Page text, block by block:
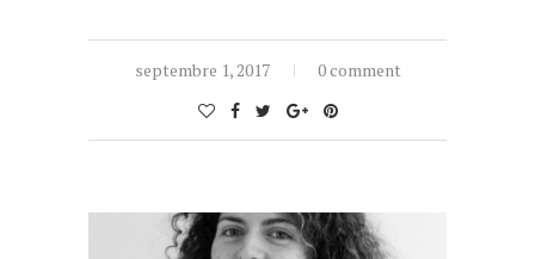
septembre 1, 2017 0 comment